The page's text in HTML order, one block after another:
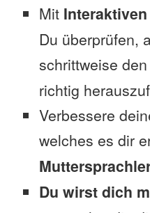
Mit
Du überprüfen,
schrittweise den
richtig
Verbessere
welches es dir
Du wirst dich